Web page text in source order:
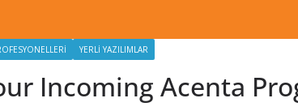
YERLI YAZILIMLAR
Incoming Acenta